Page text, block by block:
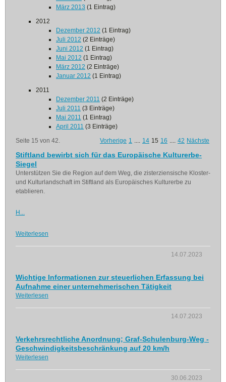
März 2013 (1 Eintrag)
2012
Dezember 2012 (1 Eintrag)
Juli 2012 (2 Einträge)
Juni 2012 (1 Eintrag)
Mai 2012 (1 Eintrag)
März 2012 (2 Einträge)
Januar 2012 (1 Eintrag)
2011
Dezember 2011 (2 Einträge)
Juli 2011 (3 Einträge)
Mai 2011 (1 Eintrag)
April 2011 (3 Einträge)
Seite 15 von 42.
Vorherige 1 .... 14 15 16 .... 42 Nächste
Stiftland bewirbt sich für das Europäische Kulturerbe-
Siegel
Unterstützen Sie die Region auf dem Weg, die zisterziensische Kloster-
und Kulturlandschaft im Stiftland als Europäisches Kulturerbe zu
etablieren.
H...
Weiterlesen
14.07.2023
Wichtige Informationen zur steuerlichen Erfassung bei
Aufnahme einer unternehmerischen Tätigkeit
Weiterlesen
14.07.2023
Verkehrsrechtliche Anordnung; Graf-Schulenburg-Weg -
Geschwindigkeitsbeschränkung auf 20 km/h
Weiterlesen
30.06.2023